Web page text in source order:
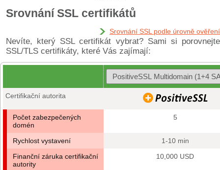
Srovnání SSL certifikátů
Srovnání SSL podle úrovně ověření
Nevíte, který SSL certifikát vybrat? Sami si porovnejte
SSL/TLS certifikáty, které Vás zajímají:
Certifikační autorita
Počet zabezpečených
domén
5
Rychlost vystavení
1-10 min
Finanční záruka certifikační
autority
10,000 USD